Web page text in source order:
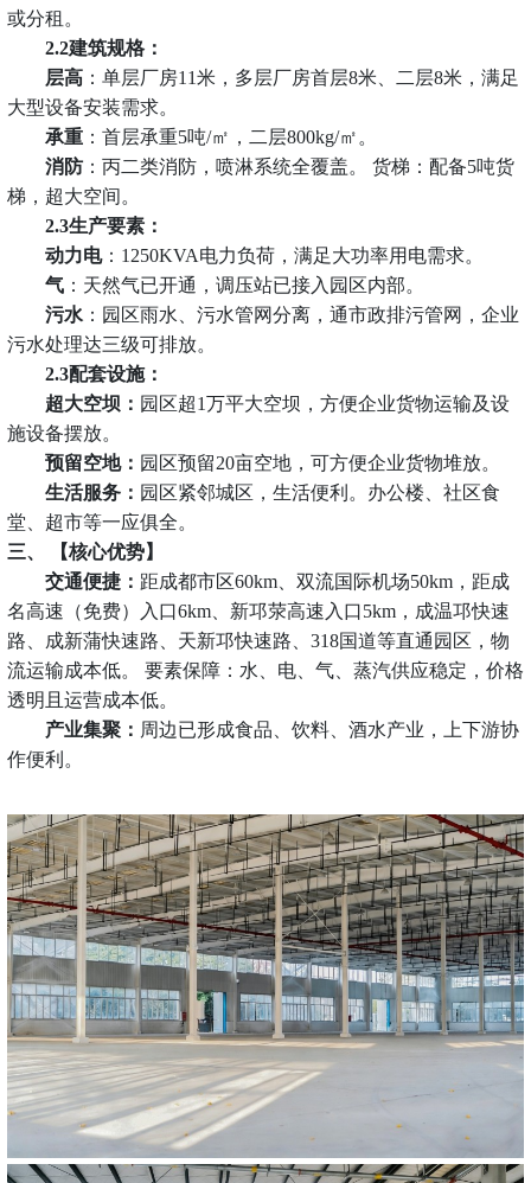
或分租。
2.2‌建筑规格‌：
层高 ：单层厂房11米，多层厂房首层8米、二层8米，满足
大型设备安装需求。
承重 ：首层承重5吨/㎡，二层800kg/㎡。
消防：丙二类消防，喷淋系统全覆盖。 货梯：配备5吨货
梯，超大空间。
2.3生产要素：
动力电： 1250KVA电力负荷，满足大功率用电需求。
气 ：天然气已开通，调压站已接入园区内部。
污水 ：园区雨水、污水管网分离，通市政排污管网，企业
污水处理达三级可排放。
2.3配套设施：
超大空坝： 园区超1万平大空坝，方便企业货物运输及设
施设备摆放。
预留空地： 园区预留20亩空地，可方便企业货物堆放。
生活服务 ‌： 园区紧邻城区，生活便利。办公楼、社区食
堂、超市等一应俱全。
‌三、 【核心优势】‌
‌交通便捷‌： 距成都市区60km、双流国际机场50km，距成
名高速（免费）入口6km、新邛荥高速入口5km，成温邛快速
路、成新蒲快速路、天新邛快速路、318国道等直通园区，物
流运输成本低。 ‌要素保障‌：水、电、气、蒸汽供应稳定，价格
透明且运营成本低。
‌产业集聚‌： 周边已形成食品、饮料、酒水产业，上下游协
作便利。